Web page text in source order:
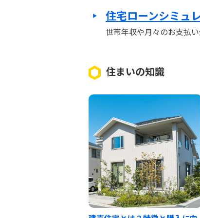
住宅ローンシミュ
世帯年収や月々のお支払
住まいの知識